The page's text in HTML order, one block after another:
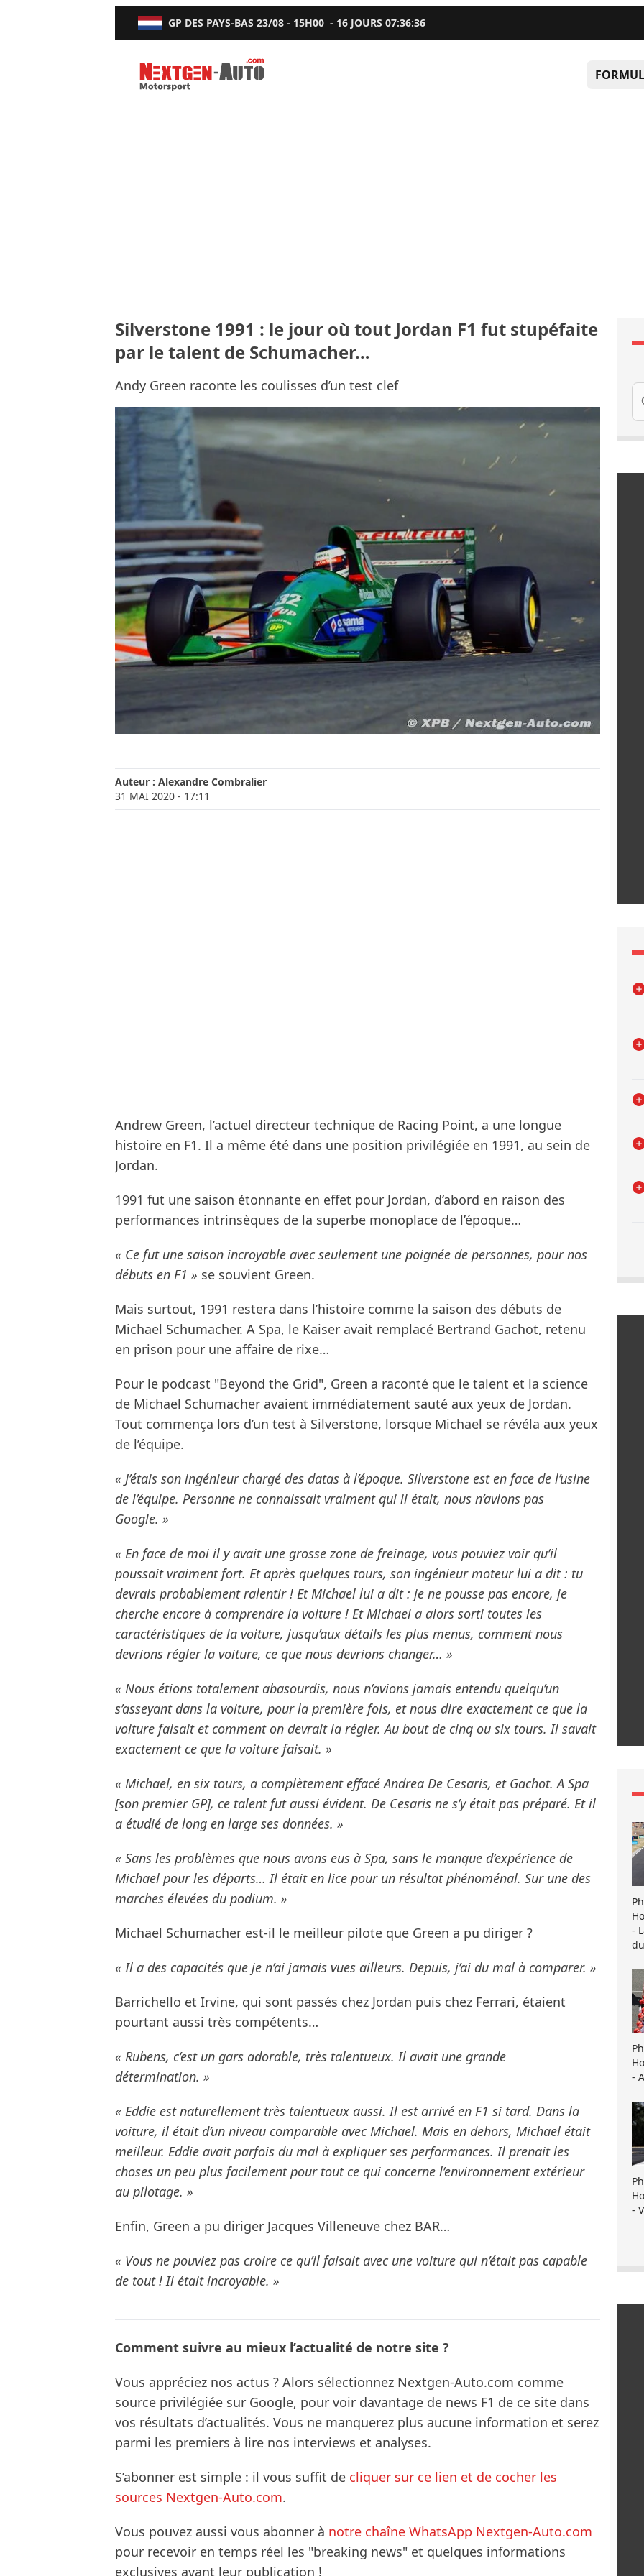
GP DES PAYS-BAS 23/08 - 15H00 - 16 JOURS07:36:35
Nextgen-Auto.com
Silverstone 1991 : le jour où tout Jordan F1 fut stupéfaite
par le talent de Schumacher…
Andy Green raconte les coulisses d’un test clef
Auteur : Alexandre Combralier
31 MAI 2020 - 17:11
Andrew Green, l’actuel directeur technique de Racing Point, a une longue
histoire en F1. Il a même été dans une position privilégiée en 1991, au sein de
Jordan.
1991 fut une saison étonnante en effet pour Jordan, d’abord en raison des
performances intrinsèques de la superbe monoplace de l’époque…
« Ce fut une saison incroyable avec seulement une poignée de personnes, pour nos
débuts en F1 » se souvient Green.
Mais surtout, 1991 restera dans l’histoire comme la saison des débuts de
Michael Schumacher. A Spa, le Kaiser avait remplacé Bertrand Gachot, retenu
en prison pour une affaire de rixe…
Pour le podcast "Beyond the Grid", Green a raconté que le talent et la science
de Michael Schumacher avaient immédiatement sauté aux yeux de Jordan.
Tout commença lors d’un test à Silverstone, lorsque Michael se révéla aux yeux
de l’équipe.
« J’étais son ingénieur chargé des datas à l’époque. Silverstone est en face de l’usine
de l’équipe. Personne ne connaissait vraiment qui il était, nous n’avions pas
Google. »
« En face de moi il y avait une grosse zone de freinage, vous pouviez voir qu’il
poussait vraiment fort. Et après quelques tours, son ingénieur moteur lui a dit : tu
devrais probablement ralentir ! Et Michael lui a dit : je ne pousse pas encore, je
cherche encore à comprendre la voiture ! Et Michael a alors sorti toutes les
caractéristiques de la voiture, jusqu’aux détails les plus menus, comment nous
devrions régler la voiture, ce que nous devrions changer… »
« Nous étions totalement abasourdis, nous n’avions jamais entendu quelqu’un
s’asseyant dans la voiture, pour la première fois, et nous dire exactement ce que la
voiture faisait et comment on devrait la régler. Au bout de cinq ou six tours. Il savait
exactement ce que la voiture faisait. »
« Michael, en six tours, a complètement effacé Andrea De Cesaris, et Gachot. A Spa
[son premier GP], ce talent fut aussi évident. De Cesaris ne s’y était pas préparé. Et il
a étudié de long en large ses données. »
« Sans les problèmes que nous avons eus à Spa, sans le manque d’expérience de
Michael pour les départs… Il était en lice pour un résultat phénoménal. Sur une des
marches élevées du podium. »
Michael Schumacher est-il le meilleur pilote que Green a pu diriger ?
« Il a des capacités que je n’ai jamais vues ailleurs. Depuis, j’ai du mal à comparer. »
Barrichello et Irvine, qui sont passés chez Jordan puis chez Ferrari, étaient
pourtant aussi très compétents…
« Rubens, c’est un gars adorable, très talentueux. Il avait une grande
détermination. »
« Eddie est naturellement très talentueux aussi. Il est arrivé en F1 si tard. Dans la
voiture, il était d’un niveau comparable avec Michael. Mais en dehors, Michael était
meilleur. Eddie avait parfois du mal à expliquer ses performances. Il prenait les
choses un peu plus facilement pour tout ce qui concerne l’environnement extérieur
au pilotage. »
Enfin, Green a pu diriger Jacques Villeneuve chez BAR…
« Vous ne pouviez pas croire ce qu’il faisait avec une voiture qui n’était pas capable
de tout ! Il était incroyable. »
Comment suivre au mieux l’actualité de notre site ?
Vous appréciez nos actus ? Alors sélectionnez Nextgen-Auto.com comme
source privilégiée sur Google, pour voir davantage de news F1 de ce site dans
vos résultats d’actualités. Vous ne manquerez plus aucune information et serez
parmi les premiers à lire nos interviews et analyses.
S’abonner est simple : il vous suffit de cliquer sur ce lien et de cocher les
sources Nextgen-Auto.com.
Vous pouvez aussi vous abonner à notre chaîne WhatsApp Nextgen-Auto.com
pour recevoir en temps réel les "breaking news" et quelques informations
exclusives avant leur publication !
-
-
-